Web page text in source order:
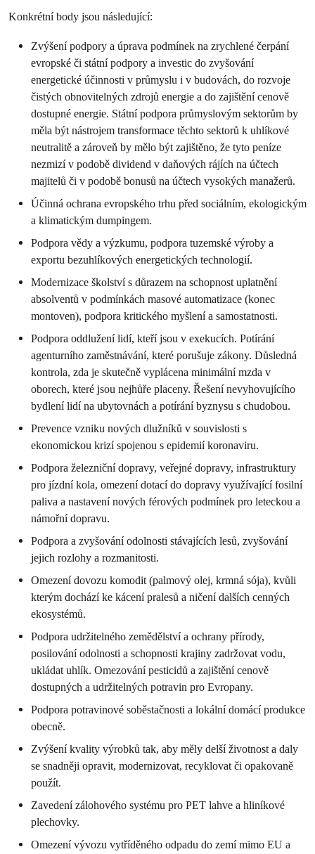
Konkrétní body jsou následující:
Zvýšení podpory a úprava podmínek na zrychlené čerpání
evropské či státní podpory a investic do zvyšování
energetické účinnosti v průmyslu i v budovách, do rozvoje
čistých obnovitelných zdrojů energie a do zajištění cenově
dostupné energie. Státní podpora průmyslovým sektorům by
měla být nástrojem transformace těchto sektorů k uhlíkové
neutralitě a zároveň by mělo být zajištěno, že tyto peníze
nezmizí v podobě dividend v daňových rájích na účtech
majitelů či v podobě bonusů na účtech vysokých manažerů.
Účinná ochrana evropského trhu před sociálním, ekologickým
a klimatickým dumpingem.
Podpora vědy a výzkumu, podpora tuzemské výroby a
exportu bezuhlíkových energetických technologií.
Modernizace školství s důrazem na schopnost uplatnění
absolventů v podmínkách masové automatizace (konec
montoven), podpora kritického myšlení a samostatnosti.
Podpora oddlužení lidí, kteří jsou v exekucích. Potírání
agenturního zaměstnávání, které porušuje zákony. Důsledná
kontrola, zda je skutečně vyplácena minimální mzda v
oborech, které jsou nejhůře placeny. Řešení nevyhovujícího
bydlení lidí na ubytovnách a potírání byznysu s chudobou.
Prevence vzniku nových dlužníků v souvislosti s
ekonomickou krizí spojenou s epidemií koronaviru.
Podpora železniční dopravy, veřejné dopravy, infrastruktury
pro jízdní kola, omezení dotací do dopravy využívající fosilní
paliva a nastavení nových férových podmínek pro leteckou a
námořní dopravu.
Podpora a zvyšování odolnosti stávajících lesů, zvyšování
jejich rozlohy a rozmanitosti.
Omezení dovozu komodit (palmový olej, krmná sója), kvůli
kterým dochází ke kácení pralesů a ničení dalších cenných
ekosystémů.
Podpora udržitelného zemědělství a ochrany přírody,
posilování odolnosti a schopnosti krajiny zadržovat vodu,
ukládat uhlík. Omezování pesticidů a zajištění cenově
dostupných a udržitelných potravin pro Evropany.
Podpora potravinové soběstačnosti a lokální domácí produkce
obecně.
Zvýšení kvality výrobků tak, aby měly delší životnost a daly
se snadněji opravit, modernizovat, recyklovat či opakovaně
použít.
Zavedení zálohového systému pro PET lahve a hliníkové
plechovky.
Omezení vývozu vytříděného odpadu do zemí mimo EU a